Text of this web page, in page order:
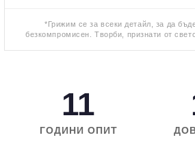
*Грижим се за всеки детайл, за да
безкомпромисен. Творби, признати от
11
ГОДИНИ ОПИТ